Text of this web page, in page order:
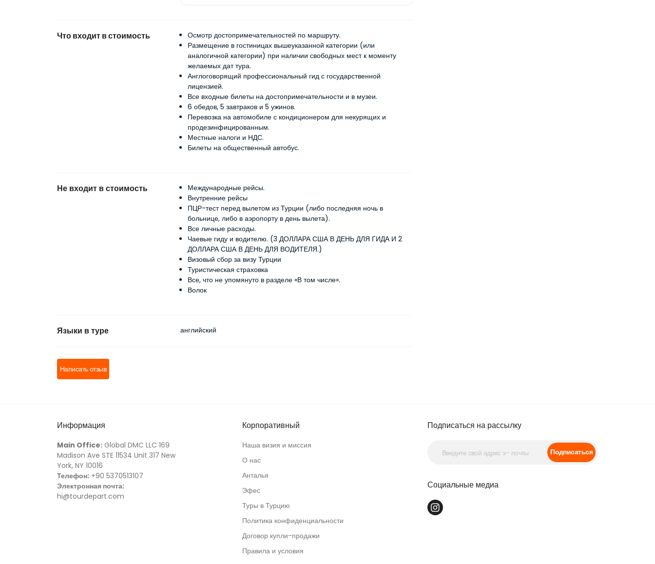
Что входит в стоимость
Осмотр достопримечательностей по маршруту.
Размещение в гостиницах вышеуказанной категории (или
аналогичной категории) при наличии свободных мест к моменту
желаемых дат тура.
Англоговорящий профессиональный гид с государственной
лицензией.
Все входные билеты на достопримечательности и в музеи.
6 обедов, 5 завтраков и 5 ужинов.
Перевозка на автомобиле с кондиционером для некурящих и
продезинфицированным.
Местные налоги и НДС.
Билеты на общественный автобус.
Не входит в стоимость
Международные рейсы.
Внутренние рейсы
ПЦР-тест перед вылетом из Турции (либо последняя ночь в
больнице, либо в аэропорту в день вылета).
Все личные расходы.
Чаевые гиду и водителю. (3 ДОЛЛАРА США В ДЕНЬ ДЛЯ ГИДА И 2
ДОЛЛАРА США В ДЕНЬ ДЛЯ ВОДИТЕЛЯ.)
Визовый сбор за визу Турции
Туристическая страховка
Все, что не упомянуто в разделе «В том числе».
Волок
Языки в туре английский
Написать отзыв
Информация
Main Office: Global DMC LLC 169
Madison Ave STE 11534 Unit 317 New
York, NY 10016
Телефон: +90 5370513107
Электронная почта:
hi@tourdepart.com
Корпоративный
Наша визия и миссия
О нас
Анталья
Эфес
Туры в Турцию
Политика конфиденциальности
Договор купли-продажи
Правила и условия
Подписаться на рассылку
Подписаться
Социальные медиа